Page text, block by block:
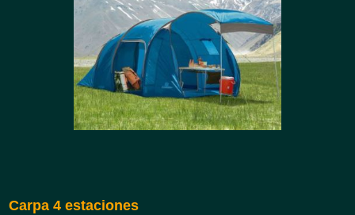
Carpa 4 estaciones